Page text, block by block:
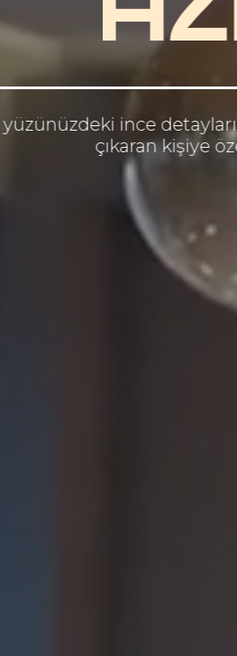
yüzünüzdeki ince
çıkaran kişiye